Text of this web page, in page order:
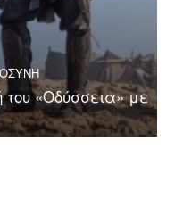
«Οδύσσεια» με